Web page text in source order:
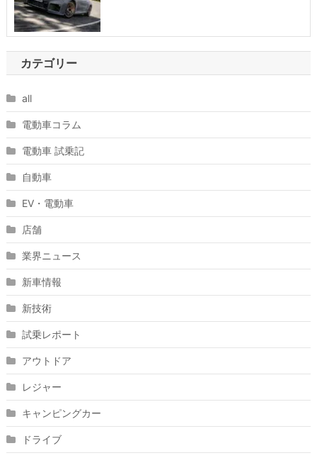
カテゴリー
all
電動車コラム
電動車 試乗記
自動車
EV・電動車
店舗
業界ニュース
新車情報
新技術
試乗レポート
アウトドア
レジャー
キャンピングカー
ドライブ